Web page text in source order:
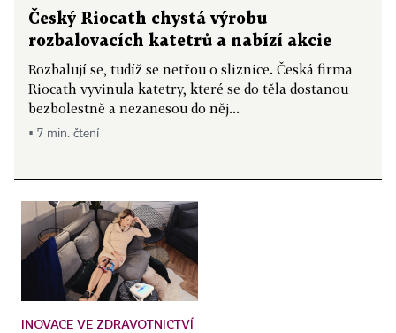
Český Riocath chystá výrobu
rozbalovacích katetrů a nabízí akcie
Rozbalují se, tudíž se netřou o sliznice. Česká firma
Riocath vyvinula katetry, které se do těla dostanou
bezbolestně a nezanesou do něj...
▪ 7 min. čtení
INOVACE VE ZDRAVOTNICTVÍ